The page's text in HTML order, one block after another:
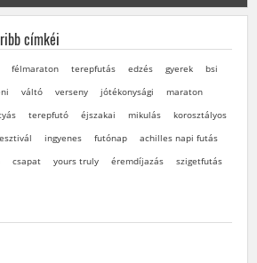
címkéi
félmaraton terepfutás edzés gyerek
bsi
váltó verseny jótékonysági
maraton
terepfutó éjszakai mikulás
korosztályos
ingyenes futónap
achilles napi futás
csapat yours truly éremdíjazás
szigetfutás